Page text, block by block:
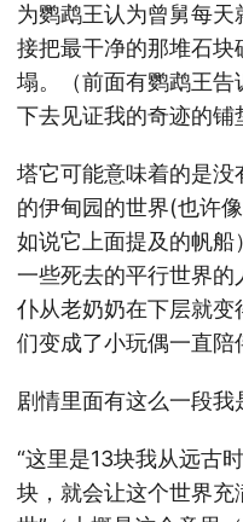
为鹦鹉王认为曾舅每
接把最干净的那堆石块
塌。（前面有鹦鹉王
下去见证我的奇迹的铺
塔它可能意味着的是
的伊甸园的世界(也许
如说它上面提及的帆
一些死去的平行世界
仆从老奶奶在下层就
们变成了小玩偶一直陪
剧情里面有这么一段我
“这里是13块我从远古
块，就会让这个世界